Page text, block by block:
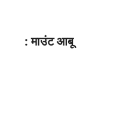
: माउंट आबू